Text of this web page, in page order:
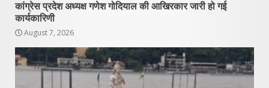
कांग्रेस प्रदेश अध्यक्ष गणेश गोदियाल की आखिरकार जारी हो गई
कार्यकारिणी
August 7, 2026